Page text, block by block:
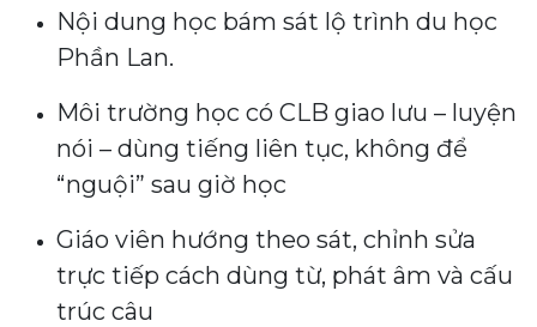
Nội dung học bám sát lộ trình du học
Phần Lan.
Môi trường học có CLB giao lưu – luyện
nói – dùng tiếng liên tục, không để
“nguội” sau giờ học
Giáo viên hướng theo sát, chỉnh sửa
trực tiếp cách dùng từ, phát âm và cấu
trúc câu